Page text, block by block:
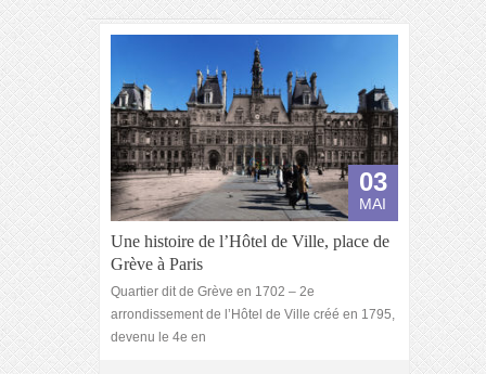
03
MAI
Une histoire de l’Hôtel de Ville, place de
Grève à Paris
Quartier dit de Grève en 1702 – 2e
arrondissement de l’Hôtel de Ville créé en 1795,
devenu le 4e en